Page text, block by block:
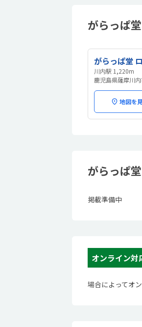
がらっぱ
がらっぱ堂
川内駅 1,220m
鹿児島県薩摩川
地図を
がらっぱ
掲載準備中
オンライン対
場合によってオ